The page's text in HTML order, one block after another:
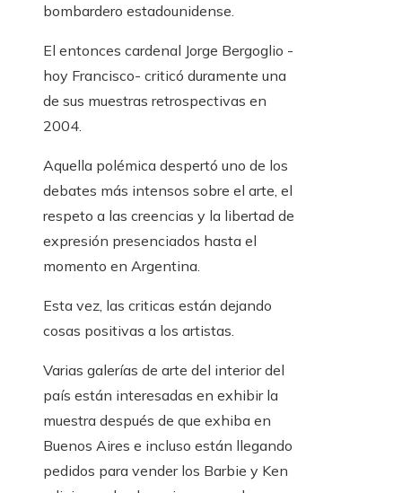
bombardero estadounidense.
El entonces cardenal Jorge Bergoglio -
hoy Francisco- criticó duramente una
de sus muestras retrospectivas en
2004.
Aquella polémica despertó uno de los
debates más intensos sobre el arte, el
respeto a las creencias y la libertad de
expresión presenciados hasta el
momento en Argentina.
Esta vez, las criticas están dejando
cosas positivas a los artistas.
Varias galerías de arte del interior del
país están interesadas en exhibir la
muestra después de que exhiba en
Buenos Aires e incluso están llegando
pedidos para vender los Barbie y Ken